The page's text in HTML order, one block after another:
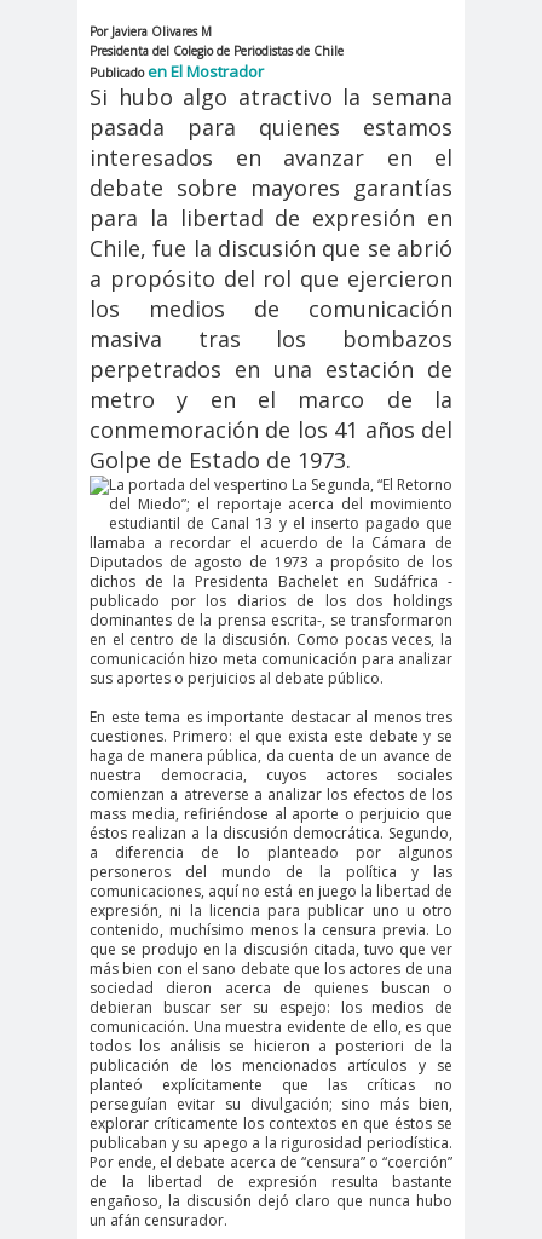
cación
#DerechosFundam
entales
#Destaca
do
#Destacado
#Importante
#Destacado #Importante
#Noticias #Asamblea
#Colegiodeperiodistas
#Destacado #Importante
#Noticias #CongresoNacional
#Colegiodeperiodistas
#Destacado #Importante
#Noticias #Elecciones
#CandidaturasConsejoNacional
#Colegiodeperiodistas
#Destacado #Importante
#Noticias #Elecciones
#Colegiodeperiodistas
#Eleccion
es
#Elecciones2
024
#FalloJudic
ial
Font
#Géner
o
#GéneroYDD
HH
#Importan
te
#Importante #Noticias
#Asamblea
#Colegiodeperiodistas
#InformarNoEs
Delito
#LibertadDePr
ensa
#MediosNoSexi
stas
#Mega
#Megame
dia
#noticia
s
#Noticias #Asamblea
#Colegiodeperiodistas
#PrensaProte
1 de
Por Javiera Olivares M
Presidenta del Colegio de Periodistas de Chile
Publicadoen El Mostrador
Si hubo algo atractivo la semana
pasada para quienes estamos
interesados en avanzar en el
debate sobre mayores garantías
para la libertad de expresión en
Chile, fue la discusión que se abrió
a propósito del rol que ejercieron
los medios de comunicación
masiva tras los bombazos
perpetrados en una estación de
metro y en el marco de la
conmemoración de los 41 años del
Golpe de Estado de 1973.
La portada del vespertino La Segunda, “El Retorno
del Miedo”; el reportaje acerca del movimiento
estudiantil de Canal 13 y el inserto pagado que
llamaba a recordar el acuerdo de la Cámara de
Diputados de agosto de 1973 a propósito de los
dichos de la Presidenta Bachelet en Sudáfrica -
publicado por los diarios de los dos holdings
dominantes de la prensa escrita-, se transformaron
en el centro de la discusión. Como pocas veces, la
comunicación hizo meta comunicación para analizar
sus aportes o perjuicios al debate público.
En este tema es importante destacar al menos tres
cuestiones. Primero: el que exista este debate y se
haga de manera pública, da cuenta de un avance de
nuestra democracia, cuyos actores sociales
comienzan a atreverse a analizar los efectos de los
mass media, refiriéndose al aporte o perjuicio que
éstos realizan a la discusión democrática. Segundo,
a diferencia de lo planteado por algunos
personeros del mundo de la política y las
comunicaciones, aquí no está en juego la libertad de
expresión, ni la licencia para publicar uno u otro
contenido, muchísimo menos la censura previa. Lo
que se produjo en la discusión citada, tuvo que ver
más bien con el sano debate que los actores de una
sociedad dieron acerca de quienes buscan o
debieran buscar ser su espejo: los medios de
comunicación. Una muestra evidente de ello, es que
todos los análisis se hicieron a posteriori de la
publicación de los mencionados artículos y se
planteó explícitamente que las críticas no
perseguían evitar su divulgación; sino más bien,
explorar críticamente los contextos en que éstos se
publicaban y su apego a la rigurosidad periodística.
Por ende, el debate acerca de “censura” o “coerción”
de la libertad de expresión resulta bastante
engañoso, la discusión dejó claro que nunca hubo
un afán censurador.